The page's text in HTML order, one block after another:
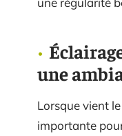
une
Lorsque vient
importante